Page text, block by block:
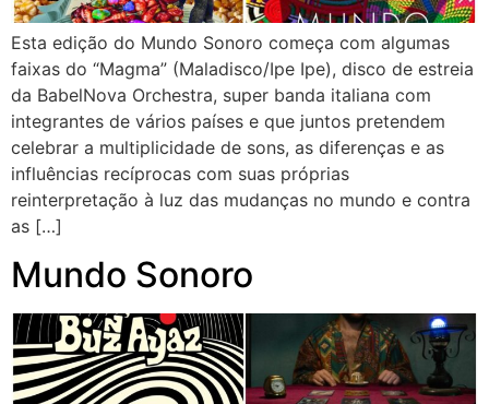
Esta edição do Mundo Sonoro começa com algumas
faixas do “Magma” (Maladisco/Ipe Ipe), disco de estreia
da BabelNova Orchestra, super banda italiana com
integrantes de vários países e que juntos pretendem
celebrar a multiplicidade de sons, as diferenças e as
influências recíprocas com suas próprias
reinterpretação à luz das mudanças no mundo e contra
as […]
Mundo Sonoro